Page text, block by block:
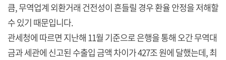
큼, 무역업계 외환거래 건전성이 흔들릴 경우 환율 안정을 저해할
수 있기 때문입니다.
관세청에 따르면 지난해 11월 기준으로 은행을 통해 오간 무역대
금과 세관에 신고된 수출입 금액 차이가 427조 원에 달했는데, 최